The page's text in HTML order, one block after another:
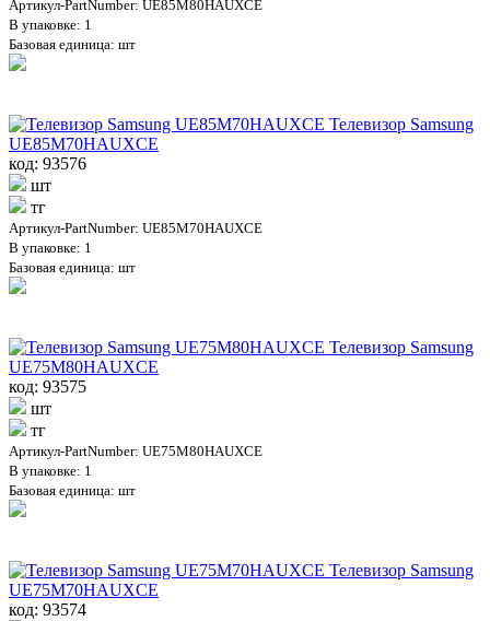
Артикул-PartNumber: UE85M80HAUXCE
В упаковке: 1
Базовая единица: шт
Телевизор Samsung
UE85M70HAUXCE
код: 93576
шт
тг
Артикул-PartNumber: UE85M70HAUXCE
В упаковке: 1
Базовая единица: шт
Телевизор Samsung
UE75M80HAUXCE
код: 93575
шт
тг
Артикул-PartNumber: UE75M80HAUXCE
В упаковке: 1
Базовая единица: шт
Телевизор Samsung
UE75M70HAUXCE
код: 93574